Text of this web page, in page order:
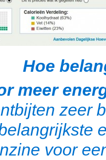
Hoe
meer
zeer
voor